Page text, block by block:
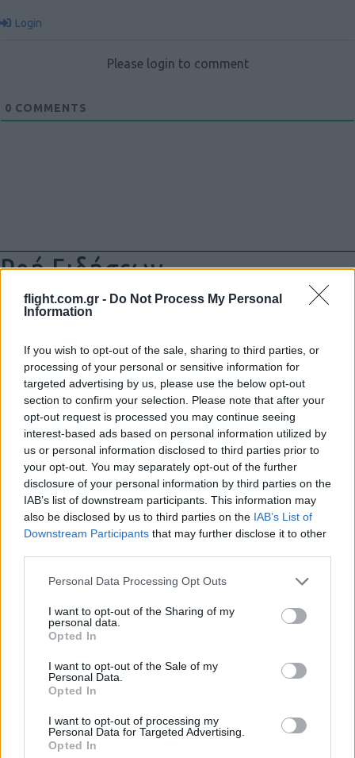
flight.com.gr - Do Not Process My Personal
Information
If you wish to opt-out of the sale, sharing to third parties, or
processing of your personal or sensitive information for
targeted advertising by us, please use the below opt-out
section to confirm your selection. Please note that after your
opt-out request is processed you may continue seeing
interest-based ads based on personal information utilized by
us or personal information disclosed to third parties prior to
your opt-out. You may separately opt-out of the further
disclosure of your personal information by third parties on the
IAB’s list of downstream participants. This information may
also be disclosed by us to third parties on the IAB’s List of
Downstream Participants that may further disclose it to other
Please note that this website/app uses one or more Google
not limited to your visit or usage behaviour. You may click to
grant or deny consent to Google and its third-party tags to
use your data for below specified purposes in below Google
consent section.
Personal Data Processing Opt Outs
I want to opt-out of the Sharing of my
personal data.
Opted In
I want to opt-out of the Sale of my
Personal Data.
Opted In
I want to opt-out of processing my
Personal Data for Targeted Advertising.
Opted In
Ροή Ειδήσεων
Η Ινδία χτυπά την πόρτα μαχητού 6ης
γενιάς μέσω του διαδόχου FCAS
09:40
Στρατιωτική παρεμβολή GPS συνδέεται
με συντριβή αεροσκάφους στο Νέο
Μεξικό με 4 νεκρούς;
09:30
Το Βερολίνο θα επεκτείνει την έρευνα
για την ασφάλεια από τα drones μετά το
περιστατικό σε αεροδρόμιο
Login
Please login to comment
0 COMMENTS